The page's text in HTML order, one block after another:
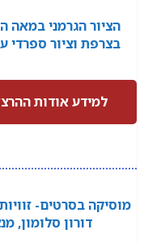
בצרפת וציור ספרדי
למידע אודות
מוסיקה בסרטים-
דורון סלומון,